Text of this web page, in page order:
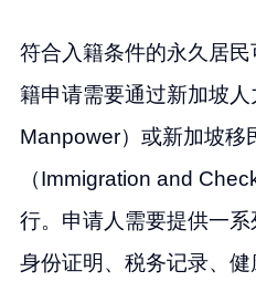
符合入籍条件的永久居
籍申请需要通过新加坡
Manpower）或新加坡移
（Immigration and
行。申请人需要提供一
身份证明、税务记录、